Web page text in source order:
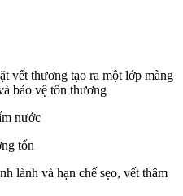
vết thương tạo ra một lớp màng
bảo vệ tổn thương
nước
tổn
lành và hạn chế sẹo, vết thâm